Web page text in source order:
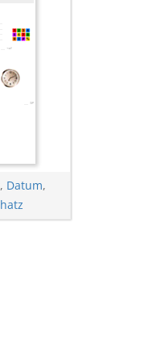
, Datum,